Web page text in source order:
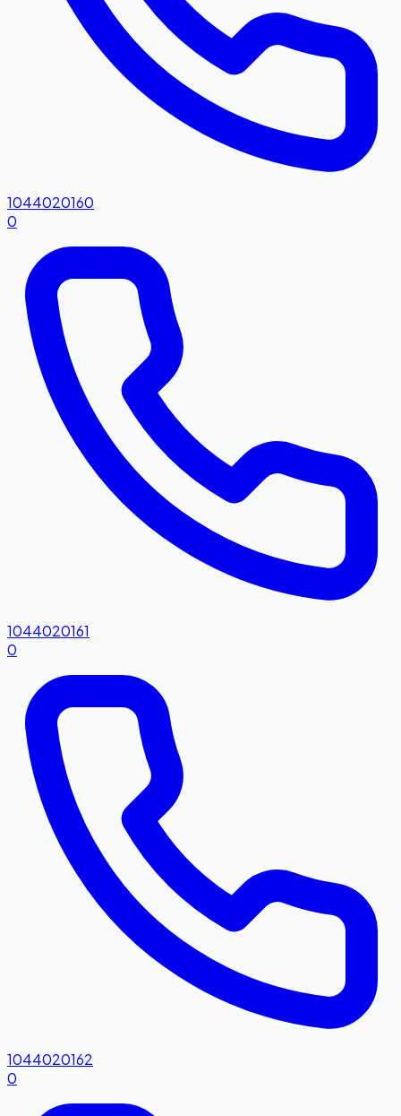
1044020160
0
1044020161
0
1044020162
0